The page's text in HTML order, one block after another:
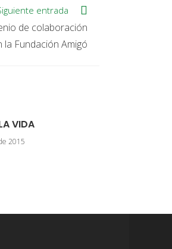
entrada
de colaboración
la Fundación Amigó
VIDA
2015